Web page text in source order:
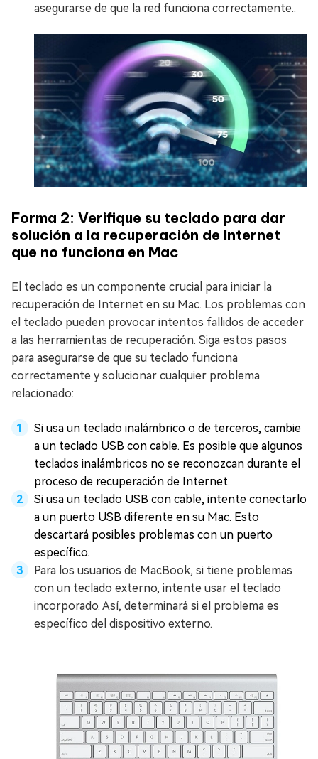
asegurarse de que la red funciona correctamente..
Forma 2: Verifique su teclado para dar
solución a la recuperación de Internet
que no funciona en Mac
El teclado es un componente crucial para iniciar la
recuperación de Internet en su Mac. Los problemas con
el teclado pueden provocar intentos fallidos de acceder
a las herramientas de recuperación. Siga estos pasos
para asegurarse de que su teclado funciona
correctamente y solucionar cualquier problema
relacionado:
Si usa un teclado inalámbrico o de terceros, cambie
a un teclado USB con cable. Es posible que algunos
teclados inalámbricos no se reconozcan durante el
proceso de recuperación de Internet.
Si usa un teclado USB con cable, intente conectarlo
a un puerto USB diferente en su Mac. Esto
descartará posibles problemas con un puerto
específico.
Para los usuarios de MacBook, si tiene problemas
con un teclado externo, intente usar el teclado
incorporado. Así, determinará si el problema es
específico del dispositivo externo.